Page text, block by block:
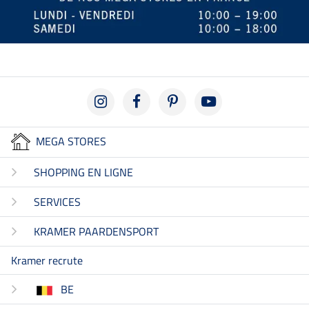
MEGA STORES
SHOPPING EN LIGNE
SERVICES
KRAMER PAARDENSPORT
Kramer recrute
BE